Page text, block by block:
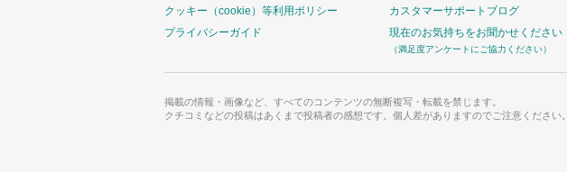
クッキー（cookie）等利用ポリシー
プライバシーガイド
カスタマーサポートブログ
現在のお気持ちをお聞かせください
（満足度アンケートにご協力ください）
掲載の情報・画像など、すべてのコンテンツの無断複写・転載を禁じます。
クチコミなどの投稿はあくまで投稿者の感想です。個人差がありますのでご注意ください。